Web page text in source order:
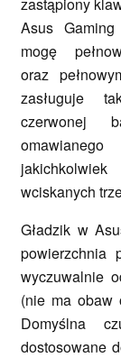
Asus
mogę
oraz
zasługuje
czerwonej
wciskanych
Gładzik w
powierzchnia
wyczuwalnie
(nie ma obaw
Domyślna
dostosowane